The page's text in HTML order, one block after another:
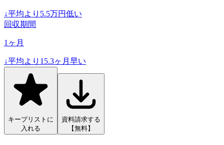
↓平均より 5.5万円低い
回収期間
1 ヶ月
↓平均より 15.3ヶ月早い
キープリストに
入れる
資料請求する
【無料】